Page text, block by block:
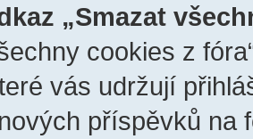
„Smazat
cookies z
vás udržují
příspěvků na